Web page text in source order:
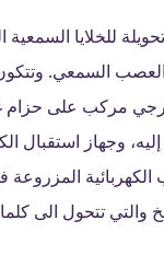
للخلايا السمعية
السمعي.
مركب على
وجهاز
الكهربائية
والتي تتحول الى